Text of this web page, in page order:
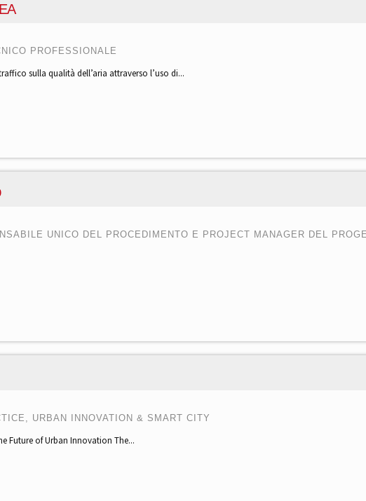
PROFESSIONALE
sulla qualità dell’aria attraverso l’uso di...
UNICO DEL PROCEDIMENTO E PROJECT MANAGER DEL
URBAN INNOVATION & SMART CITY
Future of Urban Innovation The...